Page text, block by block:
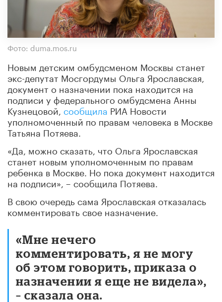
Фото: duma.mos.ru
Новым детским омбудсменом Москвы станет
экс-депутат Мосгордумы Ольга Ярославская,
документ о назначении пока находится на
подписи у федерального омбудсмена Анны
Кузнецовой, сообщила РИА Новости
уполномоченный по правам человека в Москве
Татьяна Потяева.
«Да, можно сказать, что Ольга Ярославская
станет новым уполномоченным по правам
ребенка в Москве. Но пока документ находится
на подписи», – сообщила Потяева.
В свою очередь сама Ярославская отказалась
комментировать свое назначение.
«Мне нечего
комментировать, я не могу
об этом говорить, приказа о
назначении я еще не видела»,
– сказала она.